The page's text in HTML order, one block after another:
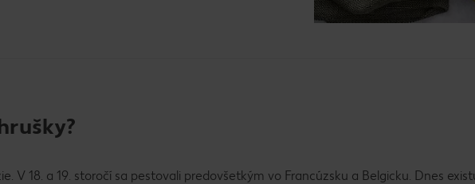
V 18. a 19. storočí sa pestovali predovšetkým vo Francúzsku a Belgicku. Dnes